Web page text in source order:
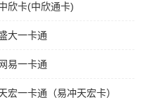
欣卡(中欣通卡)
大一卡通
易一卡通
宏一卡通（易冲天宏卡）